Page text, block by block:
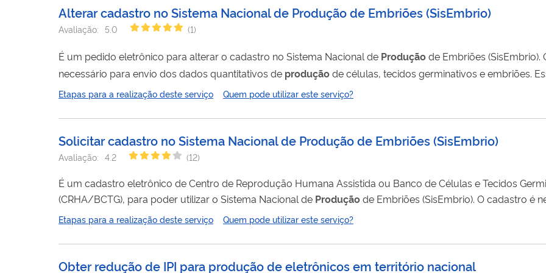
Alterar cadastro no Sistema Nacional de Produção de Embriões(SisEmbrio)
Avaliação: 5.0 (1)
É um pedido eletrônico para alterar o cadastro no Sistema Nacional de Produçãode Embriões (SisEmbrio). O cadastro é
necessário para envio dos dados quantitativos de produçãode células, tecidos germinativos e embriões.
devem ser enviadas anualmente para a Anvisa.
Etapas para a realização deste serviço Quem pode utilizar este serviço?
Solicitar cadastro no Sistema Nacional de Produção de Embriões(SisEmbrio)
Avaliação: 4.2 (12)
É um cadastro eletrônico de Centro de Reprodução Humana Assistida ou Banco de Células e Tecidos
(CRHA/BCTG), para poder utilizar o Sistema Nacional de Produçãode Embriões (SisEmbrio). O cadastro é necessário para envio
dos dados quantitativos de produçãode células, tecidos germinativos e embriões. Essas informações
Etapas para a realização deste serviço Quem pode utilizar este serviço?
Obter redução de IPI para produção de eletrônicos em território nacional